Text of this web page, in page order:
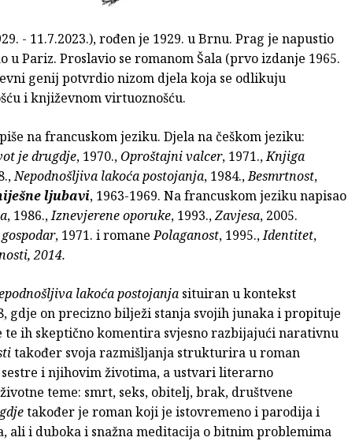
- 11.7.2023.), rođen je 1929. u Brnu. Prag je napustio
u Pariz. Proslavio se romanom Šala (prvo izdanje 1965.
genij potvrdio nizom djela koja se odlikuju
i književnom virtuoznošću.
piše na francuskom jeziku. Djela na češkom jeziku:
je drugdje, 1970.,Oproštajni valcer, 1971.,Knjiga
Nepodnošljiva lakoća postojanja, 1984.,Besmrtnost,
ljubavi, 1963-1969. Na francuskom jeziku napisao
, 1986.,Iznevjerene oporuke, 1993.,Zavjesa, 2005.
, 1971. i romanePolaganost, 1995.,Identitet,
2014.
lakoća postojanja situiran u kontekst
gdje on precizno bilježi stanja svojih junaka i propituje
te ih skeptično komentira svjesno razbijajući narativnu
također svoja razmišljanja strukturira u roman
i njihovim životima, a ustvari literarno
teme: smrt, seks, obitelj, brak, društvene
također je roman koji je istovremeno i parodija i
ali i duboka i snažna meditacija o bitnim problemima